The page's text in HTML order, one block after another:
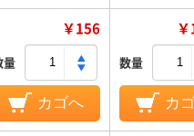
￥156
量
カゴへ
数量
カ